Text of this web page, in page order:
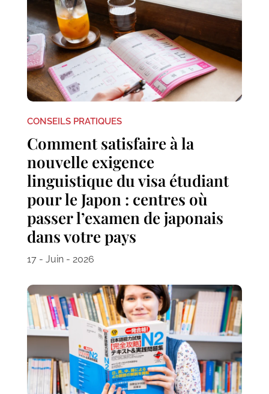
CONSEILS PRATIQUES
Comment satisfaire à la
nouvelle exigence
linguistique du visa étudiant
pour le Japon : centres où
passer l’examen de japonais
dans votre pays
17 - Juin - 2026